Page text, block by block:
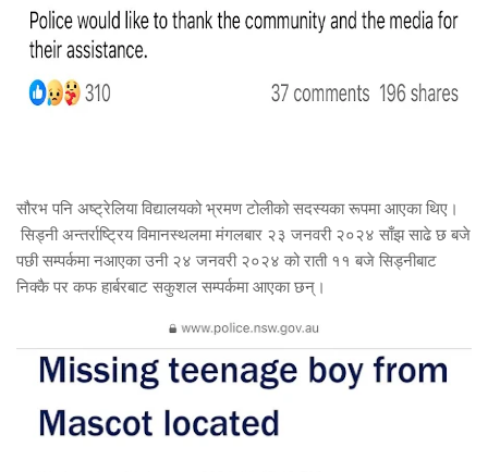
सौरभ पनि अष्ट्रेलिया विद्यालयको भ्रमण टोलीको सदस्यका रूपमा आएका थिए।
सिड्नी अन्तर्राष्ट्रिय विमानस्थलमा मंगलबार २३ जनवरी २०२४ साँझ साढे छ बजे
पछी सम्पर्कमा नआएका उनी २४ जनवरी २०२४ को राती ११ बजे सिड्नीबाट
निक्कै पर कफ हार्बरबाट सकुशल सम्पर्कमा आएका छन्।